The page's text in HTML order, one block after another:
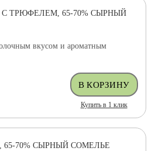
ТРЮФЕЛЕМ, 65-70% СЫРНЫЙ
вкусом и ароматным
Купить в 1 клик
70% СЫРНЫЙ СОМЕЛЬЕ